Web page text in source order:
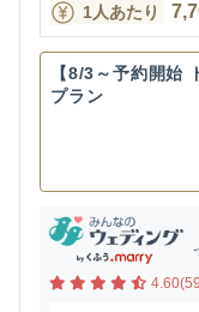
1人あたり
【8/3～予約開始
プラン